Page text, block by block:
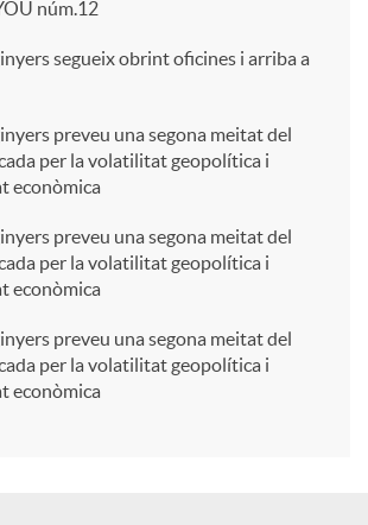
núm.12
segueix obrint oficines i arriba a
preveu una segona meitat del
per la volatilitat geopolítica i
econòmica
preveu una segona meitat del
per la volatilitat geopolítica i
econòmica
preveu una segona meitat del
per la volatilitat geopolítica i
econòmica